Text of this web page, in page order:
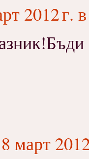
2012 г.
8 март